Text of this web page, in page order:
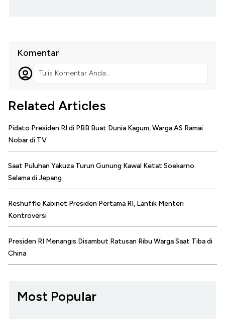
Komentar
Tulis Komentar Anda...
Related Articles
Pidato Presiden RI di PBB Buat Dunia Kagum, Warga AS Ramai
Nobar di TV
Saat Puluhan Yakuza Turun Gunung Kawal Ketat Soekarno
Selama di Jepang
Reshuffle Kabinet Presiden Pertama RI, Lantik Menteri
Kontroversi
Presiden RI Menangis Disambut Ratusan Ribu Warga Saat Tiba di
China
Most Popular